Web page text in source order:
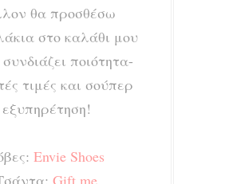
θα προσθέσω
στο καλάθι μου
ποιότητα-
τιμές και σούπερ
εξυπηρέτηση!
Envie Shoes
Gift me